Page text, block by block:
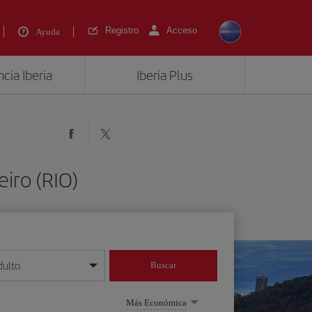
Ayuda Registro Acceso
Iberia Iberia Plus
(RIO)
mes/año
Buscar
Más Económica